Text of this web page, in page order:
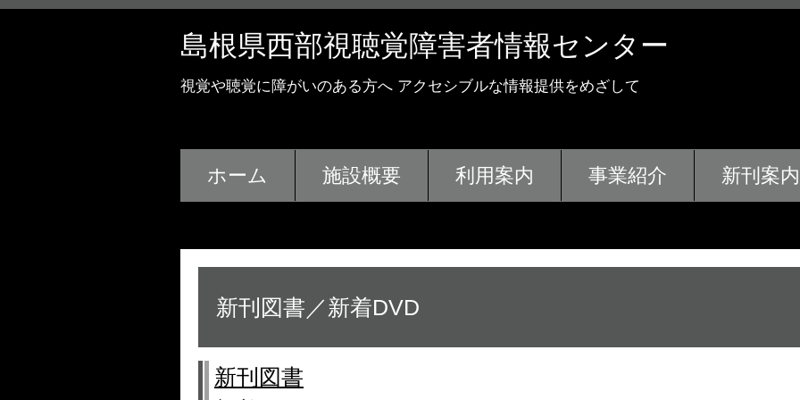
島根県西部視聴覚障害者情報センター
視覚や聴覚に障がいのある方へ アクセシブルな情報提供をめざして
ホーム 施設概要 利用案内 事業紹介 新刊案内
新刊図書／新着DVD
新刊図書